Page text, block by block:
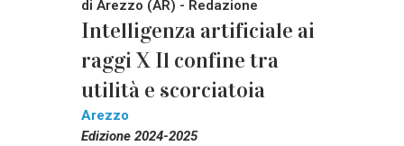
di Arezzo (AR) - Redazione
Intelligenza artificiale ai
raggi X Il confine tra
utilità e scorciatoia
Arezzo
Edizione 2024-2025